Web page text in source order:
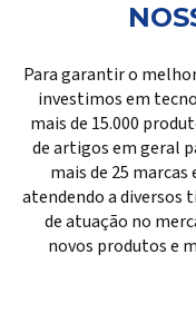
QUERO
FAÇA LOGIN
Para garantir o
investimos em
mais de 15.000
de artigos em geral
mais de 25
atendendo a diversos
de atuação no
novos produtos e